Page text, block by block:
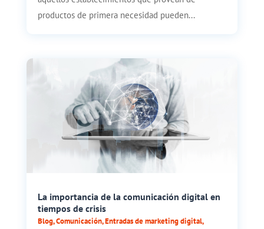
productos de primera necesidad pueden...
La importancia de la comunicación digital en
tiempos de crisis
Blog,Comunicación,Entradas de marketing digital,